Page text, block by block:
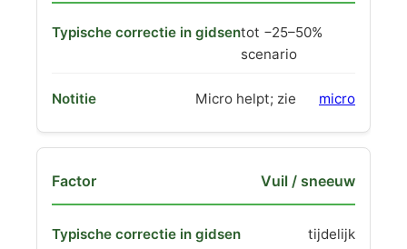
tot −25–50%
scenario
Micro helpt; zie micro
Vuil / sneeuw
tijdelijk